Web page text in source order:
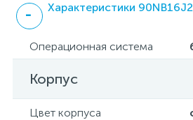
Характеристики
Операционная система
Корпус
Цвет корпуса